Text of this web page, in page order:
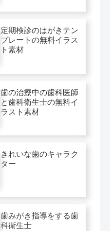
定期検診のはがきテン
プレートの無料イラス
ト素材
歯の治療中の歯科医師
と歯科衛生士の無料イ
ラスト素材
きれいな歯のキャラク
ター
歯みがき指導をする歯
科衛生士